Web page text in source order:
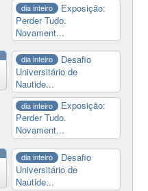
dia inteiro
Exposição:
Perder Tudo.
Novament...
dia inteiro
Desafio
Universitário de
Nautide...
dia inteiro
Exposição:
Perder Tudo.
Novament...
dia inteiro
Desafio
Universitário de
Nautide...